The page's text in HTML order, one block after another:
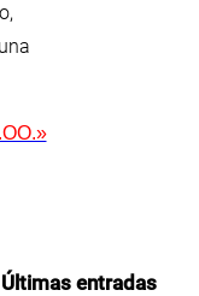
Últimas entradas